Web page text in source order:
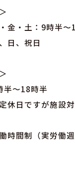
金・土：9時半～
日、祝日
半～18時半
休日ですが施設
時間制（実労働